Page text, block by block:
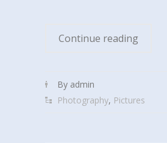
Continue reading
By admin
Photography, Pictures